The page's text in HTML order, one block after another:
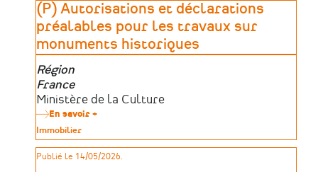
(P) Autorisations et déclarations
préalables pour les travaux sur
monuments historiques
Zone
géographique
Région
France
Porteurs
d’aides
Ministère de la Culture
En savoir +
et
déclarations
Type
de
patrimoine
Immobilier
Publié le 14/05/2026.